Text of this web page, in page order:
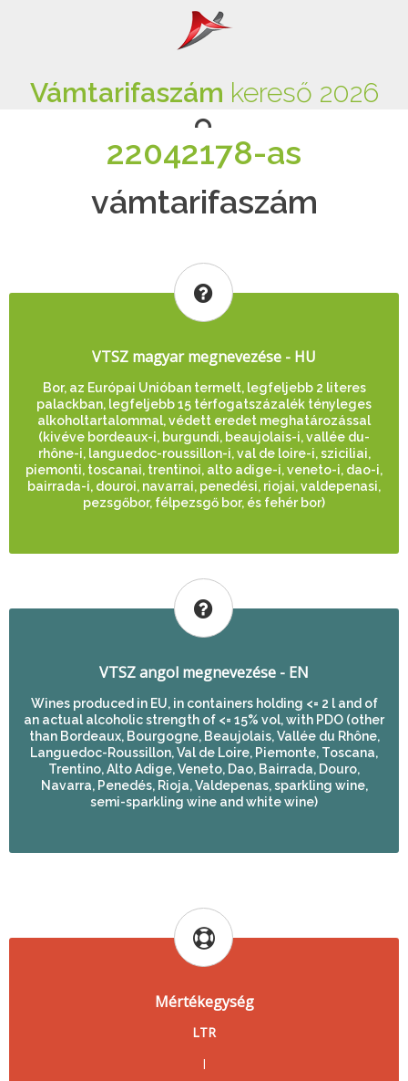
Vámtarifaszám kereső 2026
22042178-as
vámtarifaszám
VTSZ magyar megnevezése - HU
Bor, az Európai Unióban termelt, legfeljebb 2 literes
palackban, legfeljebb 15 térfogatszázalék tényleges
alkoholtartalommal, védett eredet meghatározással
(kivéve bordeaux-i, burgundi, beaujolais-i, vallée du-
rhône-i, languedoc-roussillon-i, val de loire-i, sziciliai,
piemonti, toscanai, trentinoi, alto adige-i, veneto-i, dao-i,
bairrada-i, douroi, navarrai, penedési, riojai, valdepenasi,
pezsgőbor, félpezsgő bor, és fehér bor)
VTSZ angol megnevezése - EN
Wines produced in EU, in containers holding <= 2 l and of
an actual alcoholic strength of <= 15% vol, with PDO (other
than Bordeaux, Bourgogne, Beaujolais, Vallée du Rhône,
Languedoc-Roussillon, Val de Loire, Piemonte, Toscana,
Trentino, Alto Adige, Veneto, Dao, Bairrada, Douro,
Navarra, Penedés, Rioja, Valdepenas, sparkling wine,
semi-sparkling wine and white wine)
Mértékegység
LTR
l